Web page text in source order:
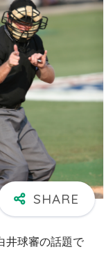
井球審の話題で